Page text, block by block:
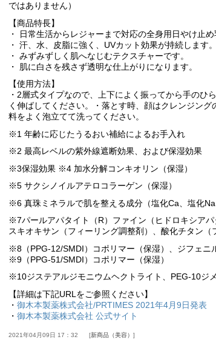
ではありません）
【商品特長】
・ 日常生活からレジャーまで対応の全身用日やけ止め
・ 汗、水、皮脂に強く、UVカット効果が持続します。
・ みずみずしく肌へなじむテクスチャーです。
・ 肌に白さを残さず透明な仕上がりになります。
【使用方法】
・2層式タイプなので、上下によく振ってから手のひ
く伸ばしてください。・落とす時、顔はクレンジン
料をよく泡立てて洗ってください。
※1 年齢に応じたうるおい補給によるお手入れ
※2 最高レベルの紫外線遮断効果、および保湿効果
※3保湿効果 ※4 加水分解コンキオリン（保湿）
※5 サクシノイルアテロコラーゲン（保湿）
※6 真珠ミネラルで肌を整える成分（塩化Ca、塩化Na
※7パールアパタイト（R）ファイン（ヒドロキシア
スキオキサン（フィーリング調整剤）、酸化チタン（
※8（PPG-12/SMDI）コポリマー（保湿）、ジフェニ
※9（PPG-51/SMDI）コポリマー（保湿）
※10ジステアルジモニウムヘクトライト、PEG-10ジ
【詳細は下記URLをご参照ください】
・ 御木本製薬株式会社/PRTIMES 2021年4月9日発表
・ 御木本製薬株式会社 公式サイト
2021年04月09日 17：32 新商品（美容）